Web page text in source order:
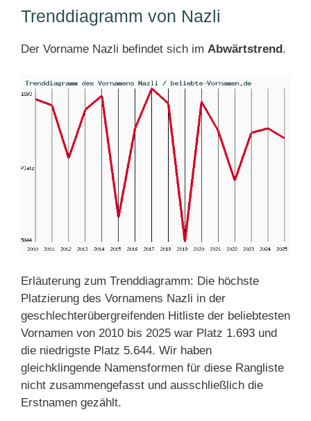
Trenddiagramm von Nazli
Der Vorname Nazli befindet sich im Abwärtstrend.
Erläuterung zum Trenddiagramm: Die höchste
Platzierung des Vornamens Nazli in der
geschlechterübergreifenden Hitliste der beliebtesten
Vornamen von 2010 bis 2025 war Platz 1.693 und
die niedrigste Platz 5.644. Wir haben
gleichklingende Namensformen für diese Rangliste
nicht zusammengefasst und ausschließlich die
Erstnamen gezählt.